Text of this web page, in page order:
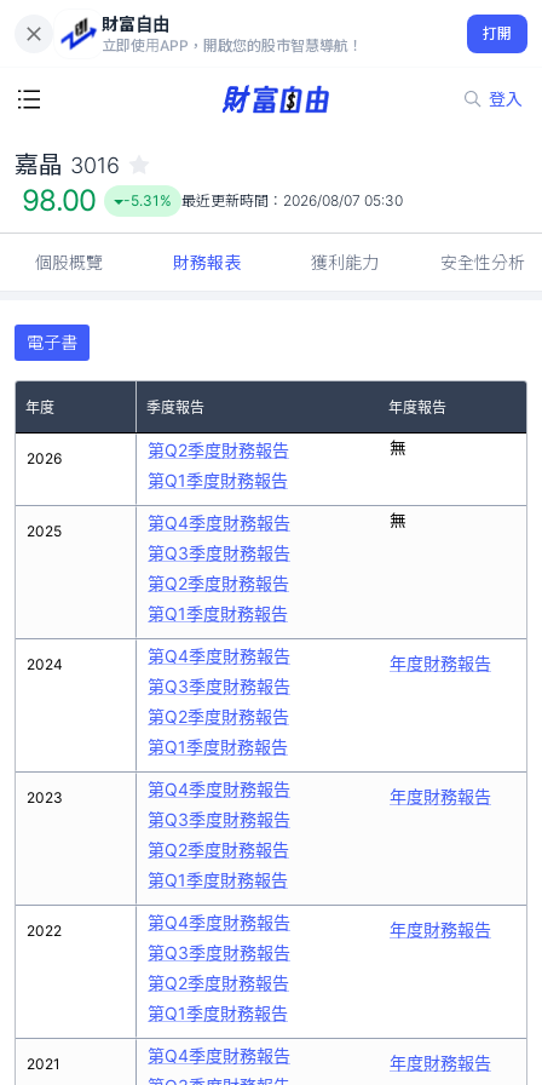
財富自由
立即使用APP，開啟您的股市智慧導航！
打開
登入
98.00
-5.31%
嘉晶 3016
98.00 -5.31% 最近更新時間： 2026/08/07 05:30
個股概覽 財務報表 獲利能力 安全性分析
電子書
年度 季度報告 年度報告
2026
2025
2024
2023
2022
2021
第Q2季度財務報告
第Q1季度財務報告
無
第Q4季度財務報告
第Q3季度財務報告
第Q2季度財務報告
第Q1季度財務報告
無
第Q4季度財務報告
第Q3季度財務報告
第Q2季度財務報告
第Q1季度財務報告
年度財務報告
第Q4季度財務報告
第Q3季度財務報告
第Q2季度財務報告
第Q1季度財務報告
年度財務報告
第Q4季度財務報告
第Q3季度財務報告
第Q2季度財務報告
第Q1季度財務報告
年度財務報告
第Q4季度財務報告
年度財務報告